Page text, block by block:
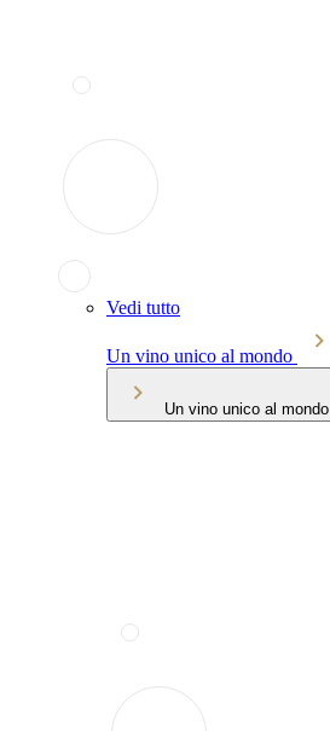
Vedi tutto
Un vino unico al mondo
Un vino unico al mondo